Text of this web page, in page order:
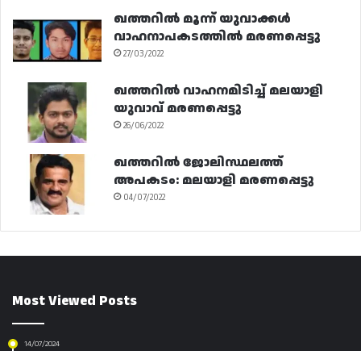
ഖത്തറിൽ മൂന്ന് യുവാക്കൾ
വാഹനാപകടത്തിൽ മരണപ്പെട്ടു
27/03/2022
ഖത്തറിൽ വാഹനമിടിച്ച് മലയാളി
യുവാവ് മരണപ്പെട്ടു
26/06/2022
ഖത്തറിൽ ജോലിസ്ഥലത്ത്
അപകടം: മലയാളി മരണപ്പെട്ടു
04/07/2022
Most Viewed Posts
14/07/2024